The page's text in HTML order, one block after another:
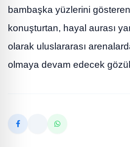
bambaşka yüzlerini
konuşturtan, hayal aurası
olarak uluslararası
olmaya devam edecek